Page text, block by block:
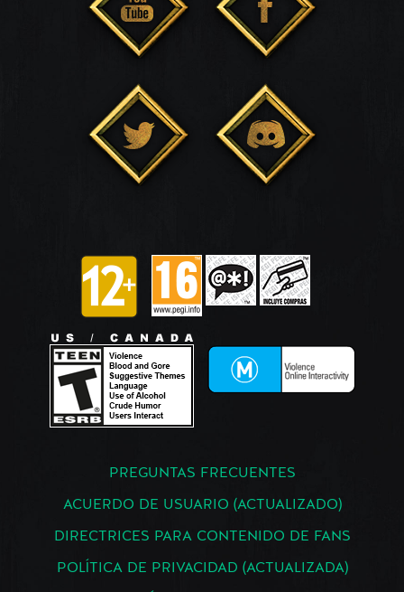
PREGUNTAS FRECUENTES
ACUERDO DE USUARIO (ACTUALIZADO)
DIRECTRICES PARA CONTENIDO DE FANS
POLÍTICA DE PRIVACIDAD (ACTUALIZADA)